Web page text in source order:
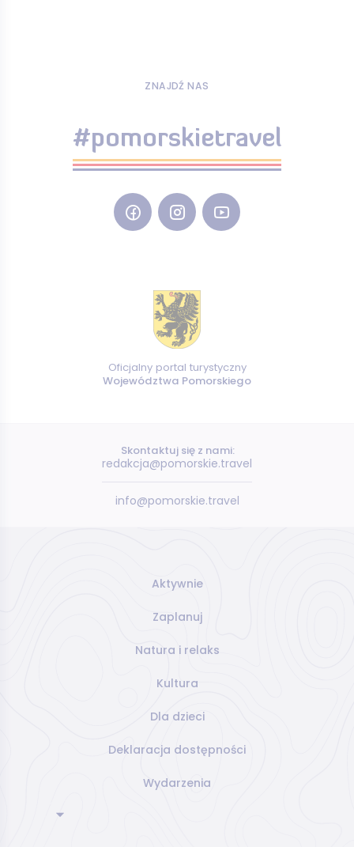
ZNAJDŹ NAS
#pomorskietravel
Oficjalny portal turystyczny
Województwa Pomorskiego
Skontaktuj się z nami:
redakcja@pomorskie.travel
info@pomorskie.travel
Aktywnie
Zaplanuj
Natura i relaks
Kultura
Dla dzieci
Deklaracja dostępności
Wydarzenia